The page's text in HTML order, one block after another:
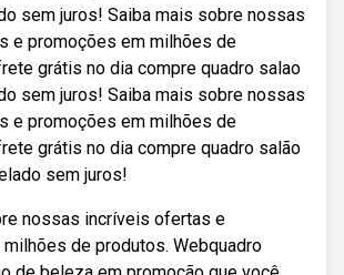
sem juros! Saiba mais sobre nossas
e promoções em milhões de
grátis no dia compre quadro salao
sem juros! Saiba mais sobre nossas
e promoções em milhões de
grátis no dia compre quadro salão
sem juros!
nossas incríveis ofertas e
de produtos. Webquadro